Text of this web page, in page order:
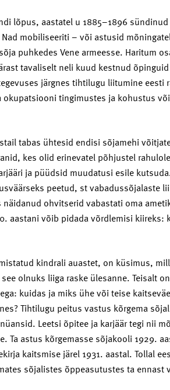
lõpus, aastatel u 1885–1896
mobiliseeriti – või astusid
puhkedes Vene armeesse. Haritum
tavaliselt neli kuud kestnud
järgnes tihtilugu liitumine eesti
okupatsiooni tingimustes ja kohustus
tabas ühtesid endisi sõjamehi
kes olid erinevatel põhjustel
ja püüdsid muudatusi esile
peetud, st vabadussõjalaste
ohvitserid vabastati oma
aastani võib pidada võrdlemisi
kindrali auastet, on küsimus,
olnuks liiga raske ülesanne. Teisalt
kuidas ja miks ühe või teise
Tihtilugu peitus vastus kõrgema
Leetsi õpitee ja karjäär tegi nii
Ta astus kõrgemasse sõjakooli 1929.
kaitsmise järel 1931. aastal. Tollal
sõjalistes õppeasutustes ta ennast